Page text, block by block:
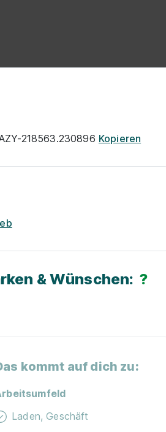
218563.230896 Kopieren
& Wünschen: ?
kommt auf dich zu:
Laden, Geschäft